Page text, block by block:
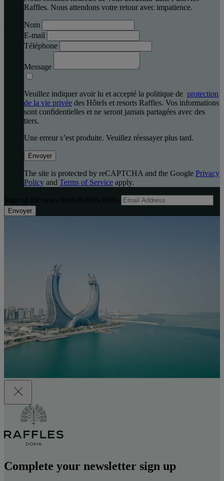
Raffles. Nous attendons votre retour avec impatience.
Nom
E-mail
Téléphone
Message
Veuillez indiquer avoir lu et accepté la politique de protection
de la vie privée des Hôtels et resorts Raffles. Vos informations
sont confidentielles et ne seront jamais partagées avec des
tiers.
Une erreur s’est produite. Veuillez réessayer plus tard.
Envoyer
The site is protected by reCAPTCHA and the Google Privacy
Policy and Terms of Service apply.
Envoyer
Complete your newsletter sign up